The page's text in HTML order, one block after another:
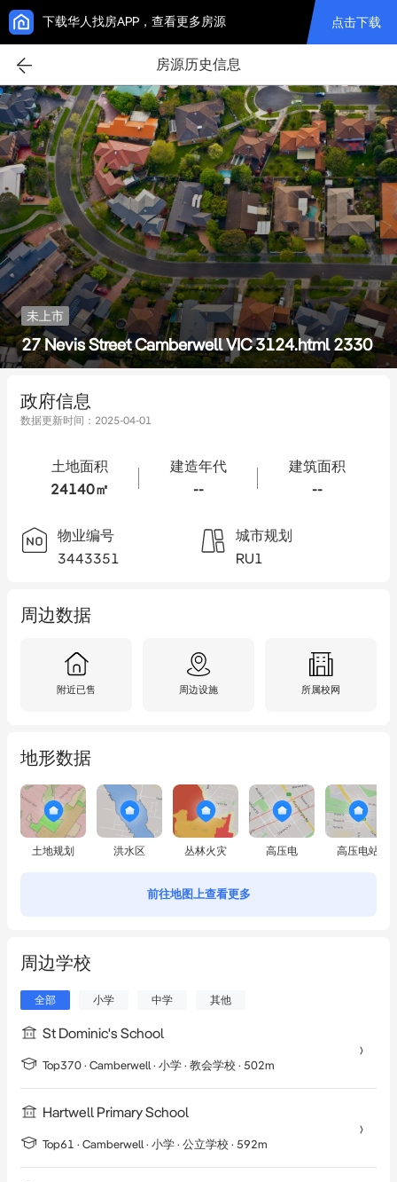
下载华人找房APP，查看更多房源 点击下载
房源历史信息
未上市
27 Nevis Street Camberwell VIC 3124.html 2330
政府信息
数据更新时间： 2025-04-01
土地面积
24140㎡
建造年代
--
建筑面积
--
物业编号
3443351
城市规划
RU1
周边数据
附近已售 周边设施 所属校网
地形数据
土地规划 洪水区 丛林火灾 高压电 高压电站
前往地图上查看更多
周边学校
全部 小学 中学 其他
St Dominic's School
Top370 · Camberwell· 小学 · 教会学校 · 502m
Hartwell Primary School
Top61 · Camberwell· 小学 · 公立学校 · 592m